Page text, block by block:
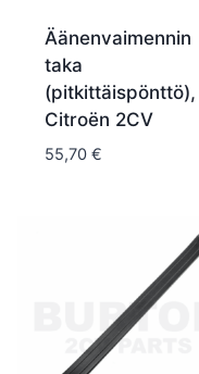
Äänenvaimennin
taka
(pitkittäispönttö),
Citroën 2CV
55,70 €